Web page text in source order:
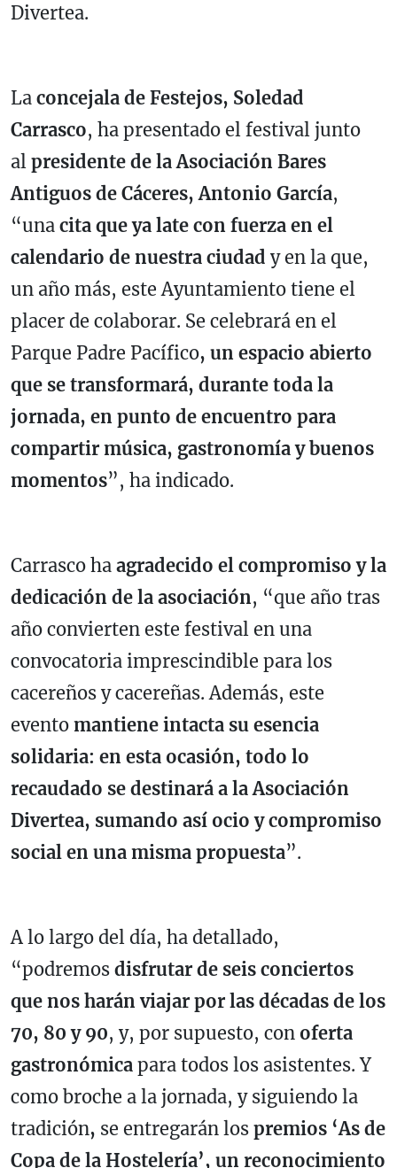
Divertea.
La concejala de Festejos, Soledad
Carrasco, ha presentado el festival junto
al presidente de la Asociación Bares
Antiguos de Cáceres, Antonio García,
“una cita que ya late con fuerza en el
calendario de nuestra ciudad y en la que,
un año más, este Ayuntamiento tiene el
placer de colaborar. Se celebrará en el
Parque Padre Pacífico, un espacio abierto
que se transformará, durante toda la
jornada, en punto de encuentro para
compartir música, gastronomía y buenos
momentos”, ha indicado.
Carrasco ha agradecido el compromiso y la
dedicación de la asociación, “que año tras
año convierten este festival en una
convocatoria imprescindible para los
cacereños y cacereñas. Además, este
evento mantiene intacta su esencia
solidaria: en esta ocasión, todo lo
recaudado se destinará a la Asociación
Divertea, sumando así ocio y compromiso
social en una misma propuesta”.
A lo largo del día, ha detallado,
“podremos disfrutar de seis conciertos
que nos harán viajar por las décadas de los
70, 80 y 90, y, por supuesto, con oferta
gastronómica para todos los asistentes. Y
como broche a la jornada, y siguiendo la
tradición, se entregarán los premios ‘As de
Copa de la Hostelería’, un reconocimiento